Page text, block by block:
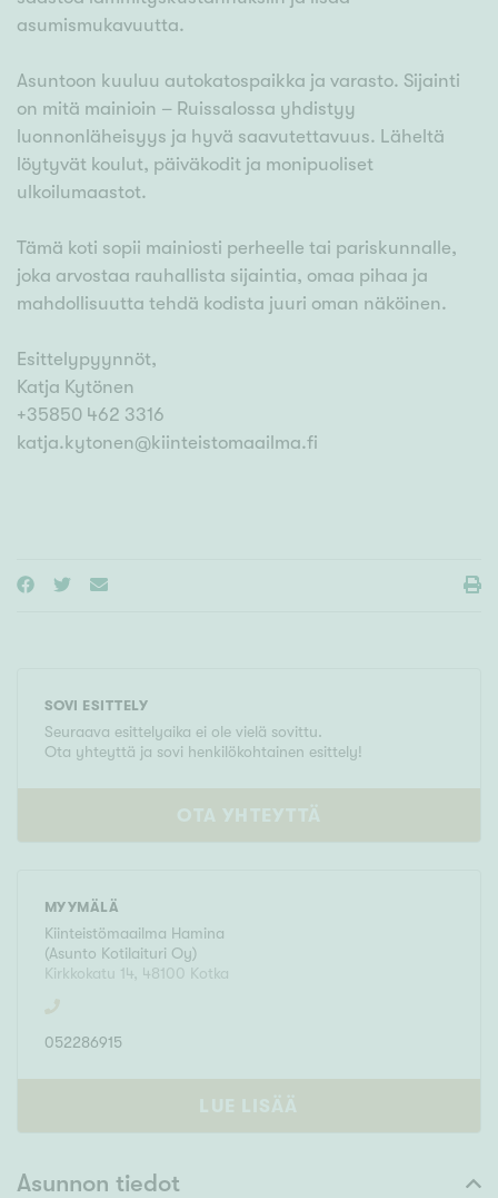
asumismukavuutta.
Asuntoon kuuluu autokatospaikka ja varasto. Sijainti
on mitä mainioin – Ruissalossa yhdistyy
luonnonläheisyys ja hyvä saavutettavuus. Läheltä
löytyvät koulut, päiväkodit ja monipuoliset
ulkoilumaastot.
Tämä koti sopii mainiosti perheelle tai pariskunnalle,
joka arvostaa rauhallista sijaintia, omaa pihaa ja
mahdollisuutta tehdä kodista juuri oman näköinen.
Esittelypyynnöt,
Katja Kytönen
+35850 462 3316
katja.kytonen@kiinteistomaailma.fi
SOVI ESITTELY
Seuraava esittelyaika ei ole vielä sovittu.
Ota yhteyttä ja sovi henkilökohtainen esittely!
OTA YHTEYTTÄ
MYYMÄLÄ
Kiinteistömaailma Hamina
(Asunto Kotilaituri Oy)
Kirkkokatu 14, 48100 Kotka
052286915
LUE LISÄÄ
Asunnon tiedot